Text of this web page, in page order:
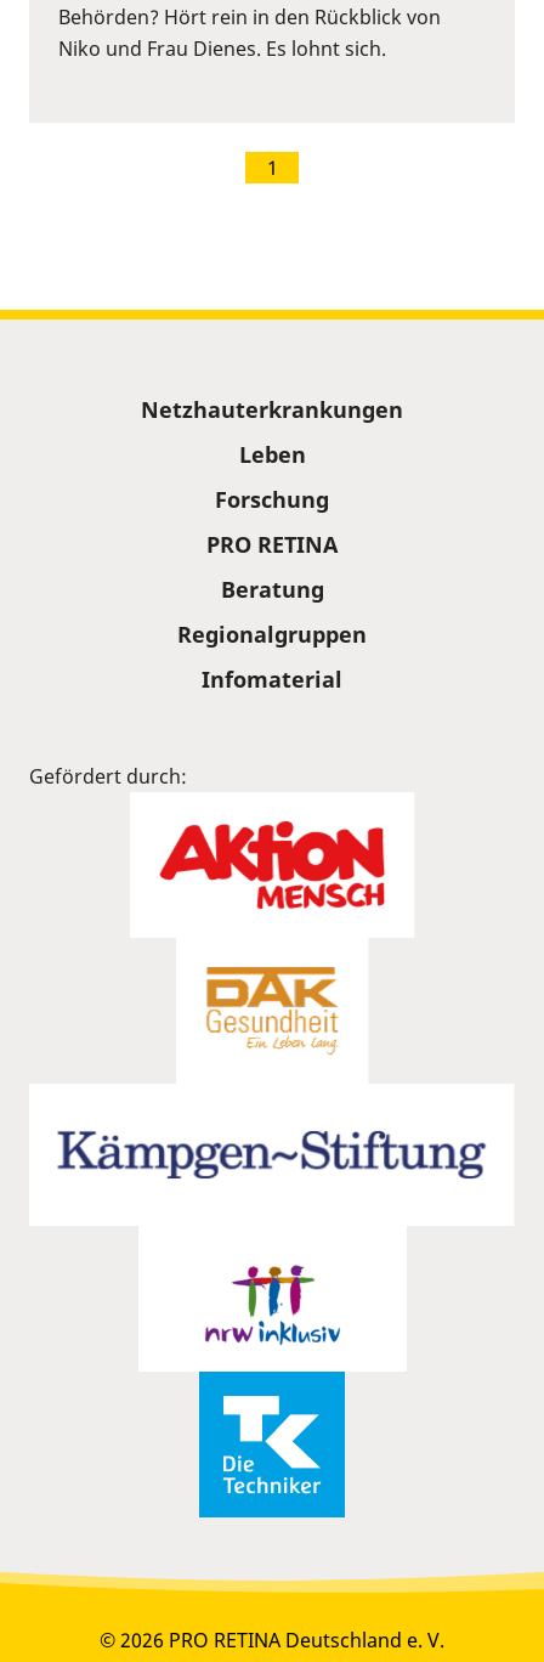
Behörden? Hört rein in den Rückblick von
Niko und Frau Dienes. Es lohnt sich.
1
Netzhauterkrankungen
Leben
Forschung
PRO RETINA
Beratung
Regionalgruppen
Infomaterial
Gefördert durch:
© 2026 PRO RETINA Deutschland e. V.